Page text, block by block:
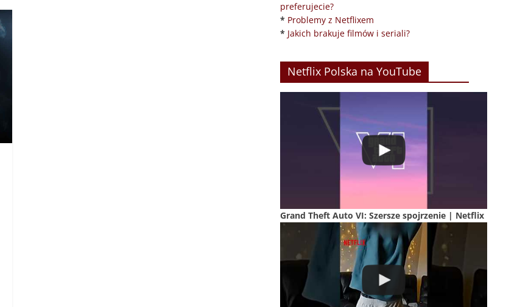
preferujecie?
* Problemy z Netflixem
* Jakich brakuje filmów i seriali?
Netflix Polska na YouTube
Grand Theft Auto VI: Szersze spojrzenie | Netflix